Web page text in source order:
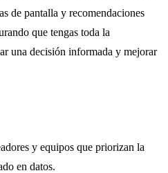
de pantalla y recomendaciones
que tengas toda la
una decisión informada y mejorar
y equipos que priorizan la
en datos.